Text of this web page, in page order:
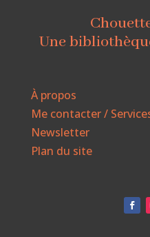
Une
À propos
Me contacter /
Newsletter
Plan du site